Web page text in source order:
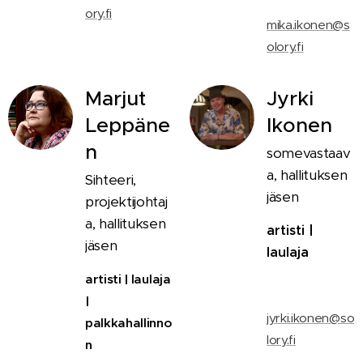
ory.fi
mika.ikonen@s
olory.fi
Marjut
Leppäne
n
Sihteeri,
projektijohtaj
a, hallituksen
jäsen
artisti | laulaja
|
palkkahallinno
n
Jyrki
Ikonen
somevastaav
a, hallituksen
jäsen
artisti |
laulaja
jyrki.ikonen@so
lory.fi